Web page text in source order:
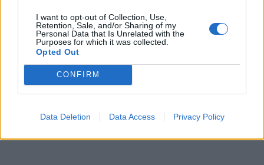
I want to opt-out of Collection, Use,
Retention, Sale, and/or Sharing of my
Personal Data that Is Unrelated with the
Purposes for which it was collected.
Opted Out
CONFIRM
Data Deletion Data Access Privacy Policy